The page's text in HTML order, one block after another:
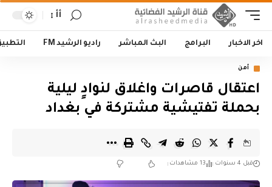
أأ
اخر الاخبار البرامج البث المباشر راديو الرشيد FM
أمن
اعتقال قاصرات واغلاق لنوادٍ ليلية
بحملة تفتيشية مشتركة في بغداد
قبل 4 سنوات 13 مشاهدات